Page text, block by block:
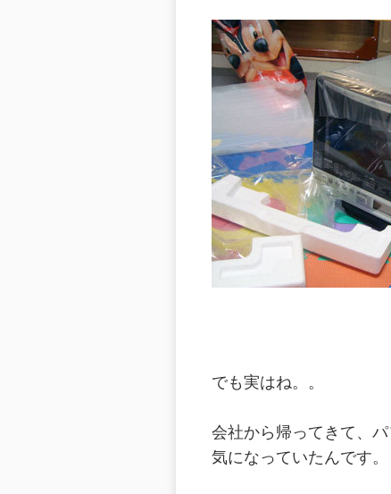
でも実はね。。
会社から帰ってきて、
気になっていたんです。